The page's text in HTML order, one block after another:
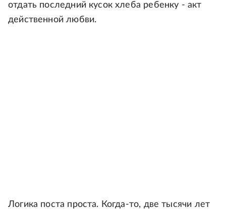
отдать последний кусок хлеба ребенку - акт
действенной любви.
Логика поста проста. Когда-то, две тысячи лет